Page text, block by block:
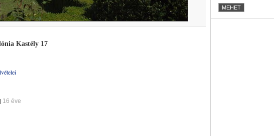
Kastély 17
| 16 éve